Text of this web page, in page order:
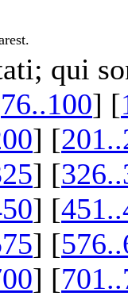
qui
76..100] [
] [
] [
] [
] [
] [